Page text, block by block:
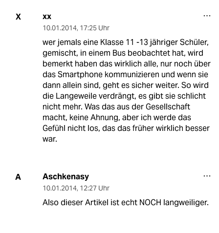
X xx
10.01.2014, 17:25 Uhr
wer jemals eine Klasse 11 -13 jähriger Schüler,
gemischt, in einem Bus beobachtet hat, wird
bemerkt haben das wirklich alle, nur noch über
das Smartphone kommunizieren und wenn sie
dann allein sind, geht es sicher weiter. So wird
die Langeweile verdrängt, es gibt sie schlicht
nicht mehr. Was das aus der Gesellschaft
macht, keine Ahnung, aber ich werde das
Gefühl nicht los, das das früher wirklich besser
war.
A Aschkenasy
10.01.2014, 12:27 Uhr
Also dieser Artikel ist echt NOCH langweiliger.